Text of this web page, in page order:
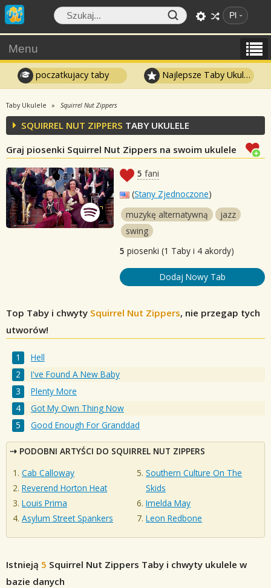
Pl
Menu
poczatkujacy taby Najlepsze Taby Ukulele
Taby Ukulele Squirrel Nut Zippers
SQUIRREL NUT ZIPPERS TABY UKULELE
Graj piosenki Squirrel Nut Zippers na swoim ukulele
5 fani
(Stany Zjednoczone)
muzykę alternatywną
jazz
swing
5 piosenki (1 Taby i 4 akordy)
Dodaj Nowy Tab
Top Taby i chwyty Squirrel Nut Zippers, nie przegap tych
utworów!
Hell
I've Found A New Baby
Plenty More
Got My Own Thing Now
Good Enough For Granddad
PODOBNI ARTYŚCI DO SQUIRREL NUT ZIPPERS
Cab Calloway
Reverend Horton Heat
Louis Prima
Asylum Street Spankers
Southern Culture On The
Skids
Imelda May
Leon Redbone
Istnieją 5 Squirrel Nut Zippers Taby i chwyty ukulele w
bazie danych